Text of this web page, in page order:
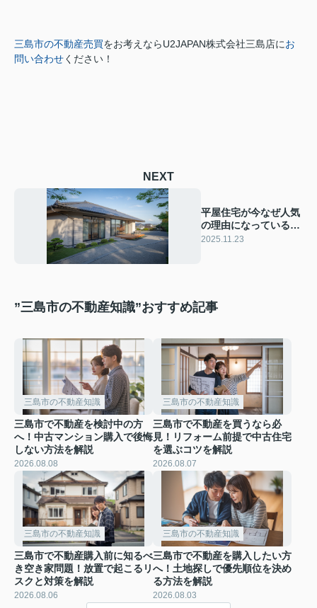
三島市の不動産売買をお考えならU2JAPAN株式会社三島店にお
問い合わせください！
NEXT
平屋住宅が今なぜ人気
の理由になっているの
か？三島市で住まい選
2025.11.23
”三島市の不動産知識”おすすめ記事
三島市の不動産知識
三島市で不動産を検討中の方
へ！中古マンション購入で後悔
しない方法を解説
2026.08.08
三島市の不動産知識
三島市で不動産を買うなら必
見！リフォーム前提で中古住宅
を選ぶコツを解説
2026.08.07
三島市の不動産知識
三島市で不動産購入前に知るべ
き空き家問題！放置で起こるリ
スクと対策を解説
2026.08.06
三島市の不動産知識
三島市で不動産を購入したい方
へ！土地探しで優先順位を決め
る方法を解説
2026.08.03